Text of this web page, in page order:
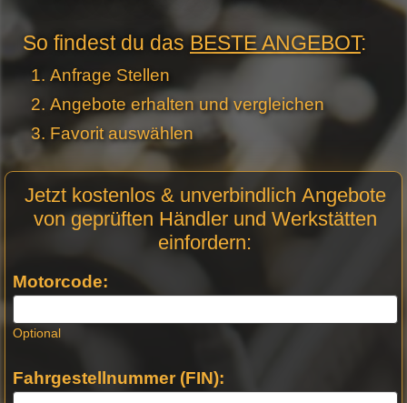
So findest du dasBESTE ANGEBOT:
Anfrage Stellen
Angebote erhalten und vergleichen
Favorit auswählen
Anfrage
Stellen -
Jetzt kostenlos & unverbindlich Angebote
von geprüften Händler und Werkstätten
einfordern:
Motorcode:
Optional
Fahrgestellnummer (FIN):